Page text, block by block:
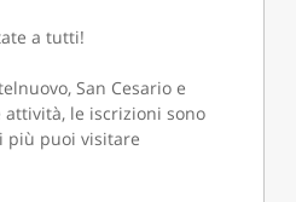
a tutti!
San Cesario e
attività, le iscrizioni sono
più puoi visitare